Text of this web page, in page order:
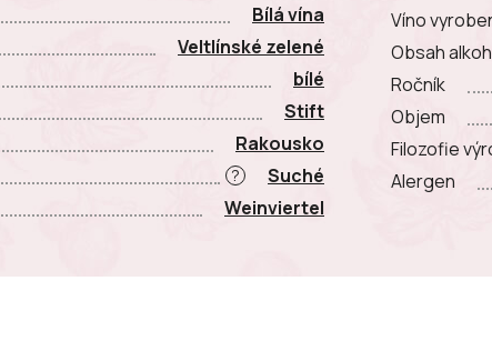
Bílá vína
Veltlínské zelené
bílé
Stift
Rakousko
?
Suché
Weinviertel
Víno
Obsah
Ročník
Objem
Filozofie
Alergen